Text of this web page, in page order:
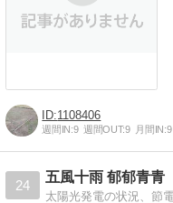
1108406
週間IN:9 週間OUT:9 月間IN:9
24
五風十雨 郁郁青青